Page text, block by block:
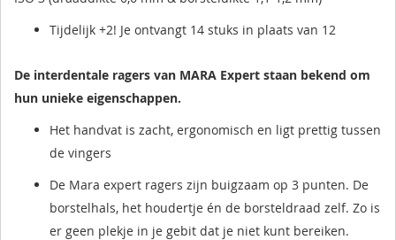
Tijdelijk +2! Je ontvangt 14 stuks in plaats van 12
De interdentale ragers van MARA Expert staan bekend om
hun unieke eigenschappen.
Het handvat is zacht, ergonomisch en ligt prettig tussen
de vingers
De Mara expert ragers zijn buigzaam op 3 punten. De
borstelhals, het houdertje én de borsteldraad zelf. Zo is
er geen plekje in je gebit dat je niet kunt bereiken.